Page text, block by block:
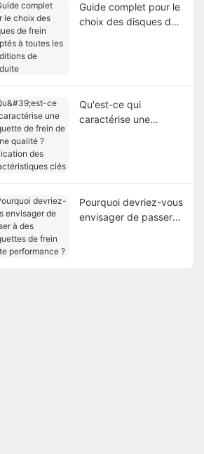
Guide complet pour le
choix des disques de
Qu'est-ce qui
caractérise une
Pourquoi devriez-vous
envisager de passer à